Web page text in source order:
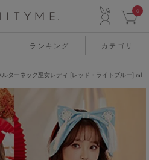
0
ランキング カテゴリ
ルターネック巫女レディ [レッド・ライトブルー] ml